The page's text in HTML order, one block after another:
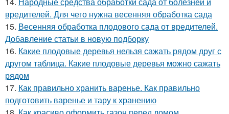
вредителей. Для чего нужна весенняя обработка сада
15. Весенняя обработка плодового сада от вредителей.
Добавление статьи в новую подборку
16. Какие плодовые деревья нельзя сажать рядом друг с
другом таблица. Какие плодовые деревья можно сажать
рядом
17. Как правильно хранить варенье. Как правильно
подготовить варенье и тару к хранению